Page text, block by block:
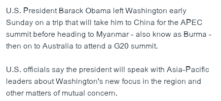
U.S. President Barack Obama left Washington early
Sunday on a trip that will take him to China for the APEC
summit before heading to Myanmar - also know as Burma -
then on to Australia to attend a G20 summit.
U.S. officials say the president will speak with Asia-Pacific
leaders about Washington's new focus in the region and
other matters of mutual concern.